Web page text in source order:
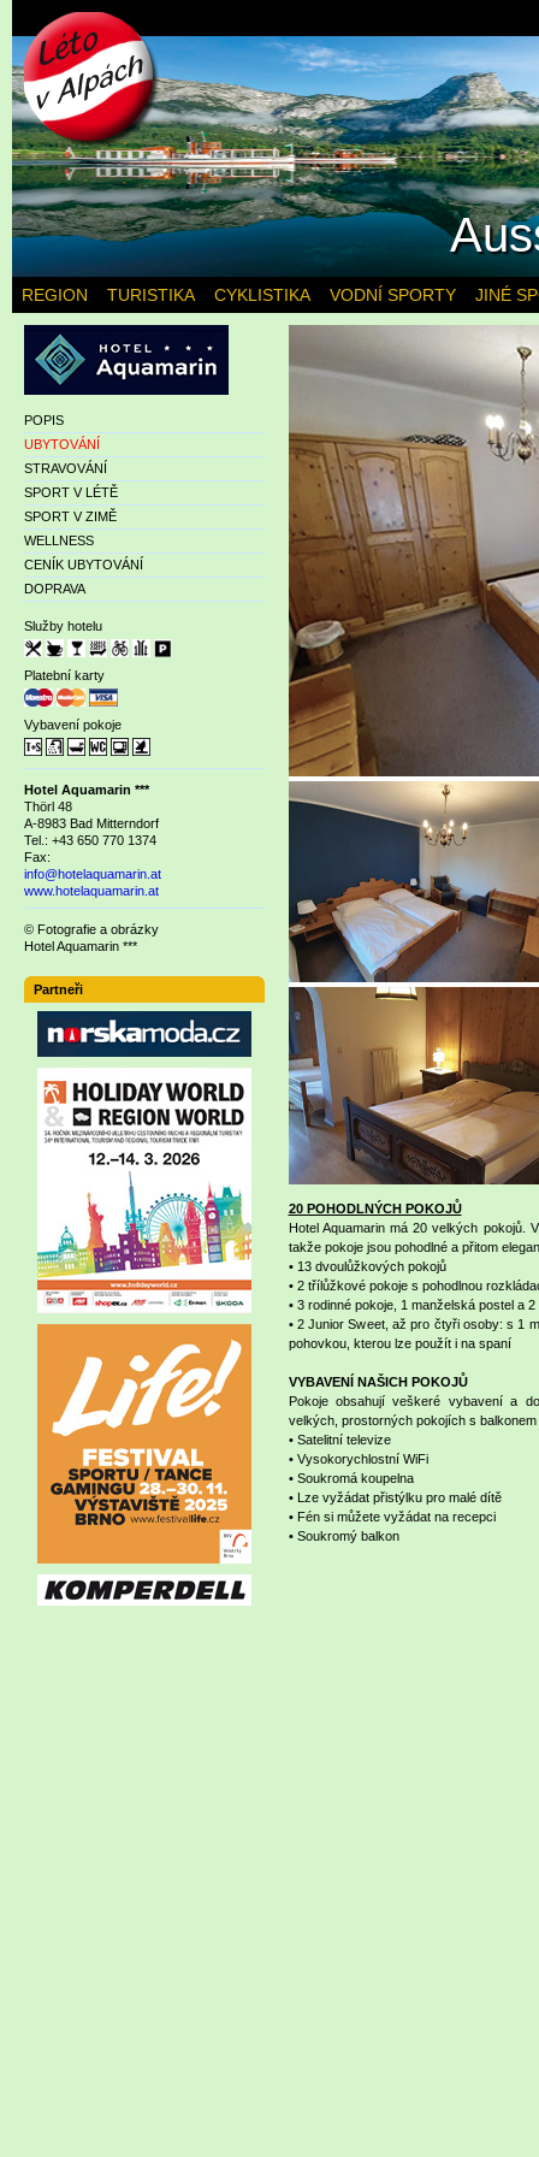
20 POHODLNÝCH POKOJŮ
Hotel Aquamarin má 20 velkých pokojů.
takže pokoje jsou pohodlné a přitom
• 13 dvoulůžkových pokojů
• 2 třílůžkové pokoje s pohodlnou
• 3 rodinné pokoje, 1 manželská postel a
• 2 Junior Sweet, až pro čtyři osoby: s 1
pohovkou, kterou lze použít i na spaní
VYBAVENÍ NAŠICH POKOJŮ
Pokoje obsahují veškeré vybavení a
velkých, prostorných pokojích s
• Satelitní televize
• Vysokorychlostní WiFi
• Soukromá koupelna
• Lze vyžádat přistýlku pro malé dítě
• Fén si můžete vyžádat na recepci
• Soukromý balkon
POPIS
UBYTOVÁNÍ
STRAVOVÁNÍ
SPORT V LÉTĚ
SPORT V ZIMĚ
WELLNESS
CENÍK UBYTOVÁNÍ
DOPRAVA
Služby hotelu
Platební karty
Vybavení pokoje
Hotel Aquamarin ***
Thörl 48
A-8983 Bad Mitterndorf
Tel.: +43 650 770 1374
Fax:
info@hotelaquamarin.at
www.hotelaquamarin.at
© Fotografie a obrázky
Hotel Aquamarin ***
Partneři
REGION TURISTIKA CYKLISTIKA VODNÍ SPORTY JINÉ